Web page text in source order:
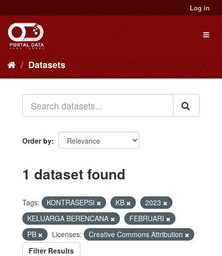
to
content
Log in
Datasets
Order by
1 dataset found
Tags: KONTRASEPSI KB
2023
KELUARGA BERENCANA
FEBRUARI
PB
Licenses:
Creative Commons Attribution
Filter Results